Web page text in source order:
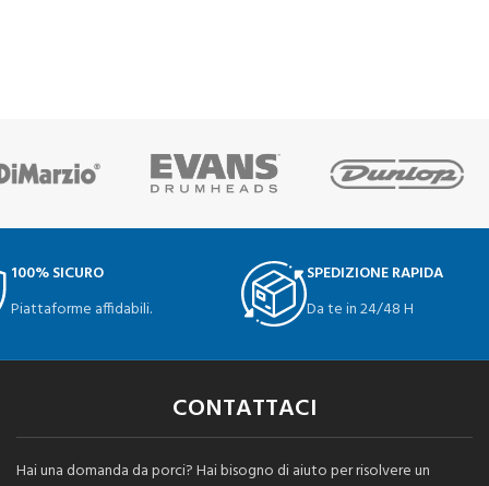
100% SICURO
Piattaforme affidabili.
SPEDIZIONE RAPIDA
Da te in 24/48 H
CONTATTACI
Hai una domanda da porci? Hai bisogno di aiuto per risolvere un